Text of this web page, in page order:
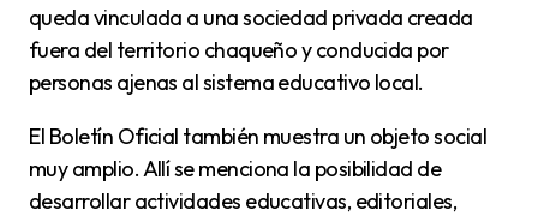
queda vinculada a una sociedad privada creada
fuera del territorio chaqueño y conducida por
personas ajenas al sistema educativo local.
El Boletín Oficial también muestra un objeto social
muy amplio. Allí se menciona la posibilidad de
desarrollar actividades educativas, editoriales,